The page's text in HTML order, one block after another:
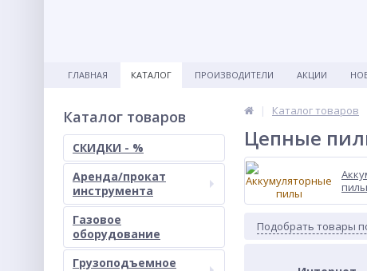
ГЛАВНАЯ КАТАЛОГ ПРОИЗВОДИТЕЛИ АКЦИИ
Каталог товаров
СКИДКИ - %
Аренда/прокат
инструмента
Газовое
оборудование
Грузоподъемное
Каталог товаров
Цепные
пилы
Подобрать товары